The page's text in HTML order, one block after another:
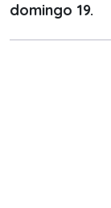
domingo 19.